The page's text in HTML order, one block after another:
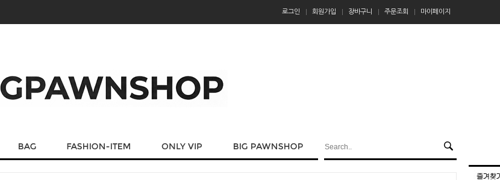
로그인 회원가입 장바구니 주문조회 마이페이지